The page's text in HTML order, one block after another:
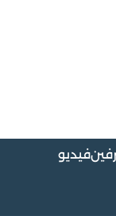
فيديو